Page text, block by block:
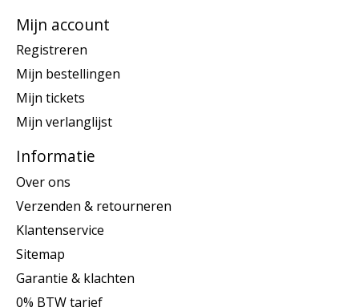
Mijn account
Registreren
Mijn bestellingen
Mijn tickets
Mijn verlanglijst
Informatie
Over ons
Verzenden & retourneren
Klantenservice
Sitemap
Garantie & klachten
0% BTW tarief